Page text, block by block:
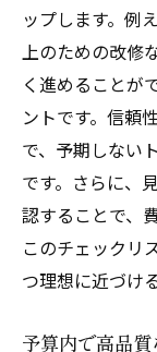
ップします。例
上のための改修
く進めることが
ントです。信頼
で、予期しない
です。さらに、
認することで、
このチェックリ
つ理想に近づけ
予算内で高品